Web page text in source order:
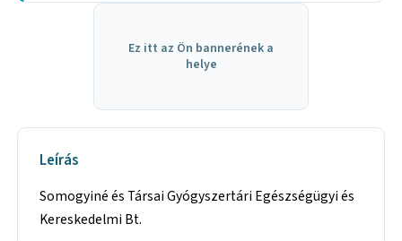
Ez itt az Ön bannerének a
helye
Leírás
Somogyiné és Társai Gyógyszertári Egészségügyi és
Kereskedelmi Bt.